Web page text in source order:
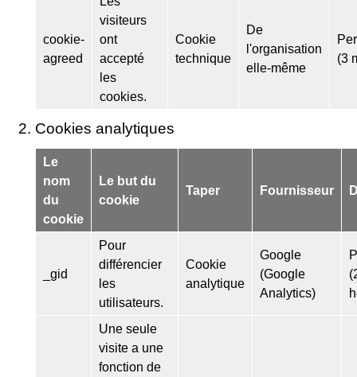
cookie-
agreed
visiteurs
ont
accepté
les
cookies.
Cookie
technique
De
l'organisation
elle-même
(3
Cookies analytiques
Le
nom
du
cookie
Le but du
cookie
Taper Fournisseur
_gid
Pour
différencier
les
utilisateurs.
Cookie
analytique
Google
(Google
Analytics)
Une seule
visite a une
fonction de